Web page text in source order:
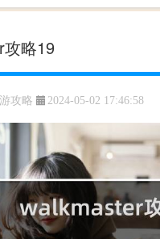
略19
攻略 2024-05-02 17:46:58